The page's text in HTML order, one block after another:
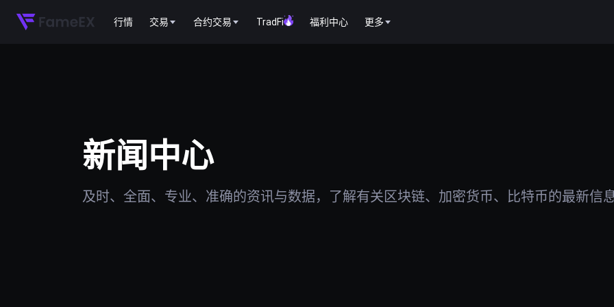
行情 交易 合约交易 TradFi 福利中心 更多
新闻中心
及时、全面、专业、准确的资讯与数据，了解有关区块链、加密货币、比特币的最新信